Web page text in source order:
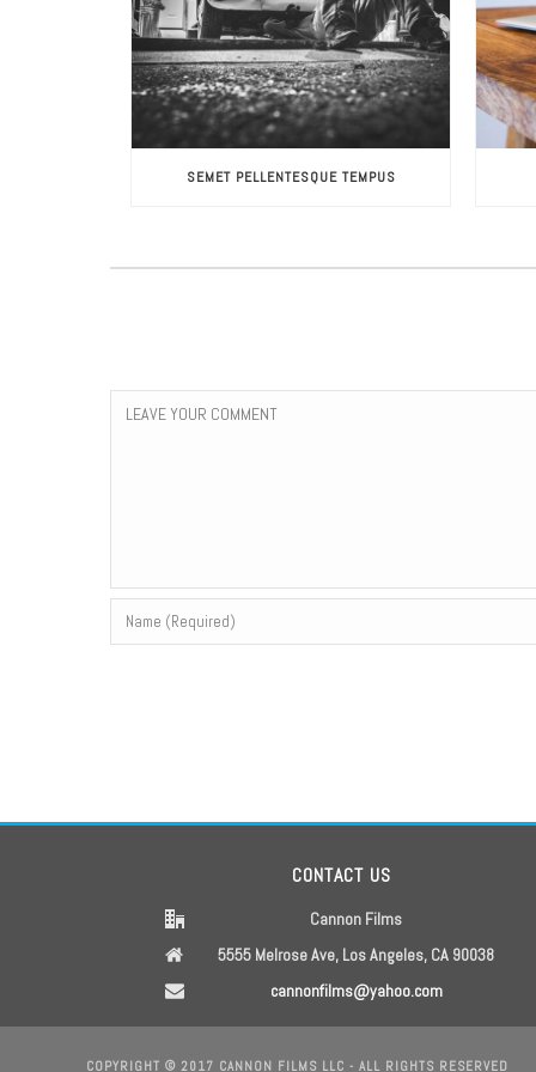
SEMET PELLENTESQUE TEMPUS
CONTACT US
Cannon Films
5555 Melrose Ave, Los Angeles, CA 90038
cannonfilms@yahoo.com
COPYRIGHT © 2017 CANNON FILMS LLC - ALL RIGHTS RESERVED